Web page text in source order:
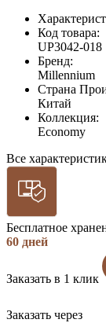
Код товара:
UP3042-018
Бренд:
Millennium
Страна
Китай
Коллекция:
Economy
Все
Бесплатное
60 дней
Заказать в 1 клик
Заказать через